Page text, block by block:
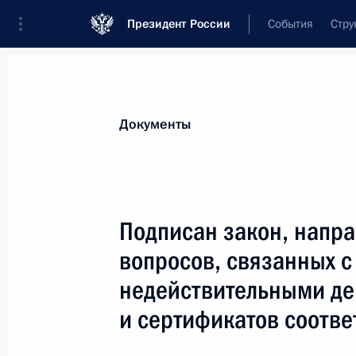
Президент России События
в Российскую Федерацию
Федерации новых субъектов –
Севастополя
30 декабря 2020 года, 10:55
Документы
Подписан закон,
вопросов, связанных
недействительными
и сертификатов